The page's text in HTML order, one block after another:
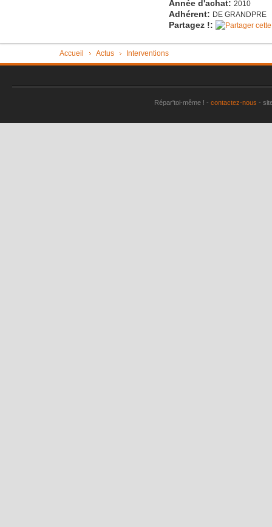
Imac
Année d'achat: 2010
Adhérent: DE GRANDPRE
Partagez !:
Accueil Actus Interventions
Répar'toi-même ! - contactez-nous -